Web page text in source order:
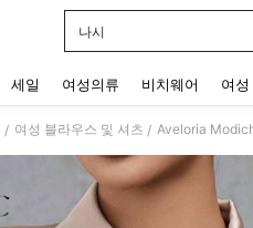
나시
세일 여성의류 비치웨어 여성
/ 여성 블라우스 및 셔츠 / Aveloria